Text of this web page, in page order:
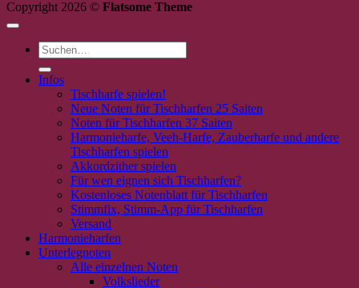
Copyright 2026 © Flatsome Theme
Suchen
nach:
Infos
Tischharfe spielen!
Neue Noten für Tischharfen 25 Saiten
Noten für Tischharfen 37 Saiten
Harmonieharfe, Veeh-Harfe, Zauberharfe und andere
Tischharfen spielen
Akkordzither spielen
Für wen eignen sich Tischharfen?
Kostenloses Notenblatt für Tischharfen
Stimmfix, Stimm-App für Tischharfen
Versand
Harmonieharfen
Unterlegnoten
Alle einzelnen Noten
Volkslieder